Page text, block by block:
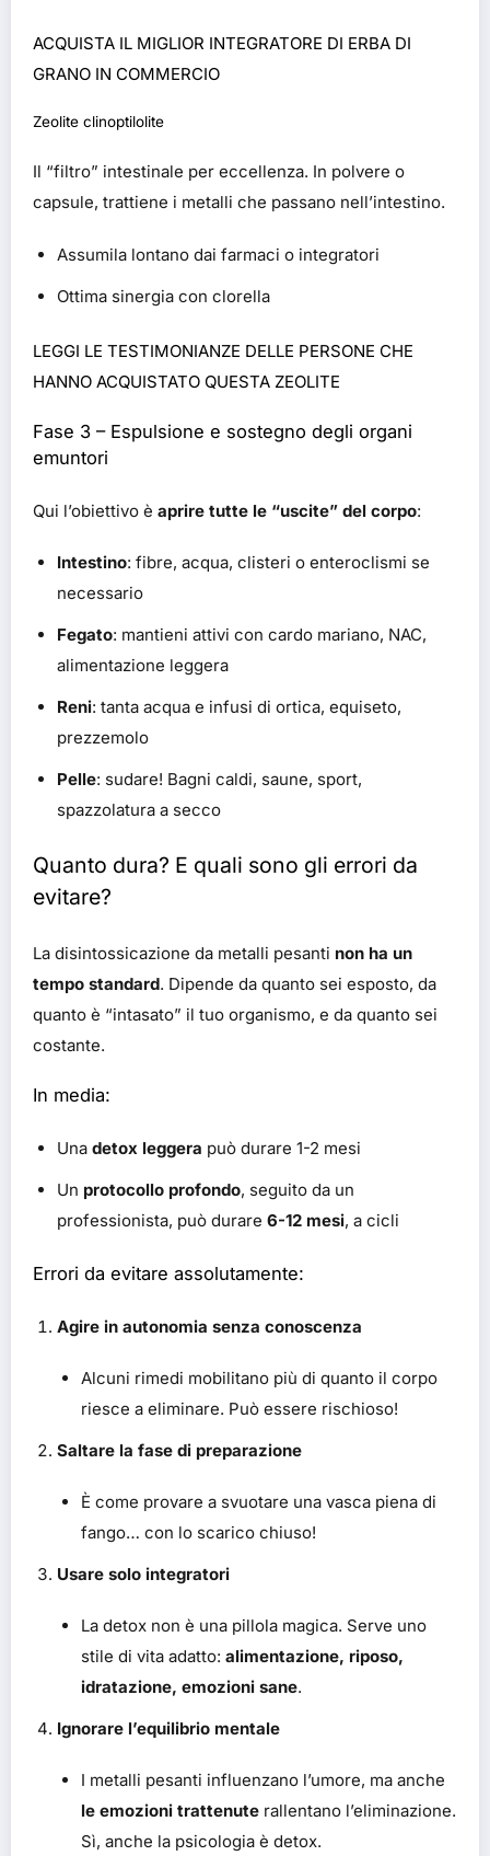
ACQUISTA IL MIGLIOR INTEGRATORE DI ERBA DI
GRANO IN COMMERCIO
Zeolite clinoptilolite
Il “filtro” intestinale per eccellenza. In polvere o
capsule, trattiene i metalli che passano nell’intestino.
Assumila lontano dai farmaci o integratori
Ottima sinergia con clorella
LEGGI LE TESTIMONIANZE DELLE PERSONE CHE
HANNO ACQUISTATO QUESTA ZEOLITE
Fase 3 – Espulsione e sostegno degli organi
emuntori
Qui l’obiettivo è aprire tutte le “uscite” del corpo:
Intestino: fibre, acqua, clisteri o enteroclismi se
necessario
Fegato: mantieni attivi con cardo mariano, NAC,
alimentazione leggera
Reni: tanta acqua e infusi di ortica, equiseto,
prezzemolo
Pelle: sudare! Bagni caldi, saune, sport,
spazzolatura a secco
Quanto dura? E quali sono gli errori da
evitare?
La disintossicazione da metalli pesanti non ha un
tempo standard. Dipende da quanto sei esposto, da
quanto è “intasato” il tuo organismo, e da quanto sei
costante.
In media:
Una detox leggera può durare 1-2 mesi
Un protocollo profondo, seguito da un
professionista, può durare 6-12 mesi, a cicli
Errori da evitare assolutamente:
Agire in autonomia senza conoscenza
Alcuni rimedi mobilitano più di quanto il corpo
riesce a eliminare. Può essere rischioso!
Saltare la fase di preparazione
È come provare a svuotare una vasca piena di
fango… con lo scarico chiuso!
Usare solo integratori
La detox non è una pillola magica. Serve uno
stile di vita adatto: alimentazione, riposo,
idratazione, emozioni sane.
Ignorare l’equilibrio mentale
I metalli pesanti influenzano l’umore, ma anche
le emozioni trattenute rallentano l’eliminazione.
Sì, anche la psicologia è detox.